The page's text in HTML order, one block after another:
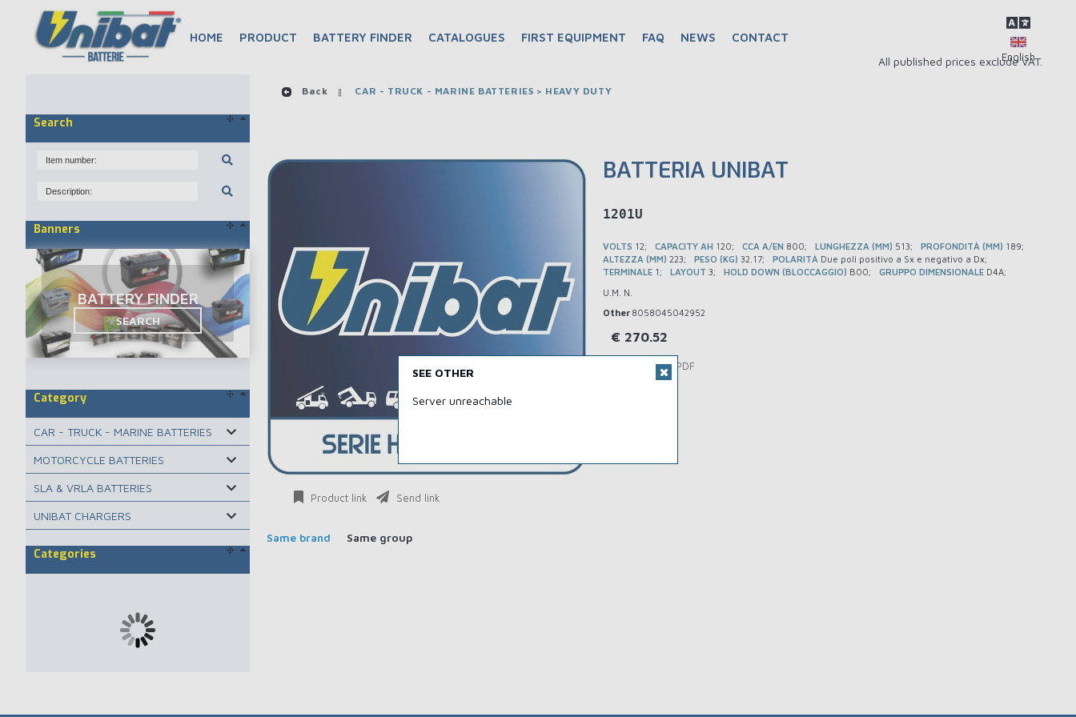
All published prices exclude VAT.
HOME PRODUCT BATTERY FINDER CATALOGUES FIRST EQUIPMENT FAQ NEWS CONTACT
Search
Banners
BATTERY FINDER
SEARCH
Category
CAR - TRUCK - MARINE BATTERIES
MOTORCYCLE BATTERIES
SLA & VRLA BATTERIES
UNIBAT CHARGERS
Categories
Back CAR - TRUCK - MARINE BATTERIES > HEAVY DUTY
BATTERIA UNIBAT
D41201U
VOLTS 12 CAPACITY AH 120 CCA A/EN 800 LUNGHEZZA (MM) 513 PROFONDITÀ (MM) 189
ALTEZZA (MM) 223 PESO (KG) 32.17 POLARITÀ Due poli positivo a Sx e negativo a Dx
TERMINALE 1 LAYOUT 3 HOLD DOWN (BLOCCAGGIO) B00 GRUPPO DIMENSIONALE D4A
U.M. N.
Download PDF
Other 8058045042952
€ 270.52
Product link Send link
Same brand Same group
SEE OTHER
Server unreachable